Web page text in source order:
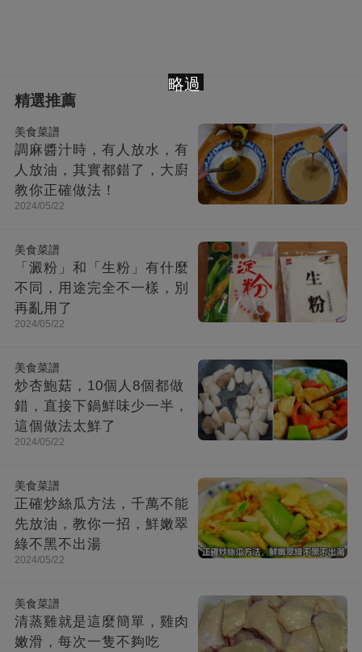
精選推薦
美食菜譜
調麻醬汁時，有人放水，有
人放油，其實都錯了，大廚
教你正確做法！
2024/05/22
美食菜譜
「澱粉」和「生粉」有什麼
不同，用途完全不一樣，別
再亂用了
2024/05/22
美食菜譜
炒杏鮑菇，10個人8個都做
錯，直接下鍋鮮味少一半，
這個做法太鮮了
2024/05/22
美食菜譜
正確炒絲瓜方法，千萬不能
先放油，教你一招，鮮嫩翠
綠不黑不出湯
2024/05/22
美食菜譜
清蒸雞就是這麼簡單，雞肉
嫩滑，每次一隻不夠吃
略過